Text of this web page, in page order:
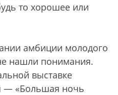
то хорошее или
амбиции молодого
нашли понимания.
выставке
— «Большая ночь